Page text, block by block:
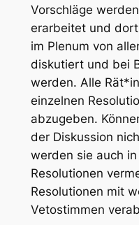
Vorschläge
erarbeitet und
im Plenum von
diskutiert und bei
werden. Alle
einzelnen
abzugeben.
der Diskussion
werden sie auch
Resolutionen
Resolutionen mit
Vetostimmen